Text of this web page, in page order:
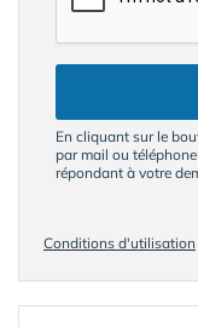
En cliquant sur le
par mail ou
répondant à votre
Conditions d'utilisation